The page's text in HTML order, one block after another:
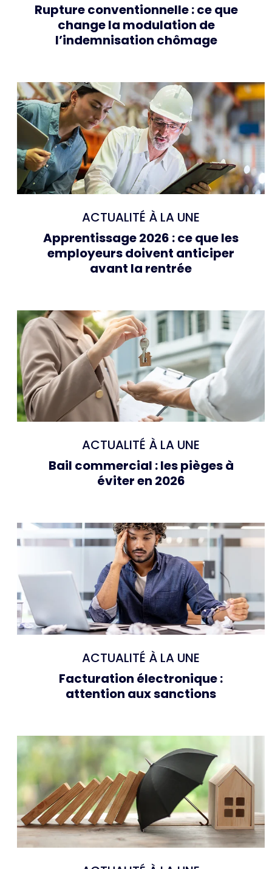
Rupture conventionnelle : ce que
change la modulation de
l’indemnisation chômage
ACTUALITÉ À LA UNE
Apprentissage 2026 : ce que les
employeurs doivent anticiper
avant la rentrée
ACTUALITÉ À LA UNE
Bail commercial : les pièges à
éviter en 2026
ACTUALITÉ À LA UNE
Facturation électronique :
attention aux sanctions